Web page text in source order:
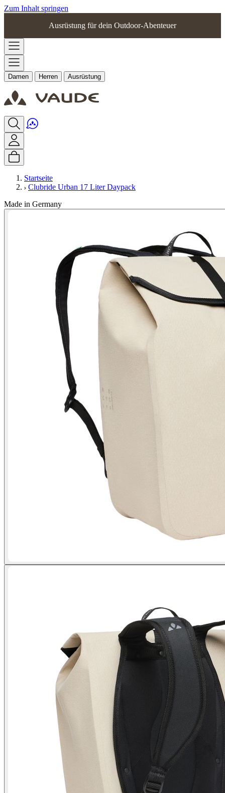
Zum Inhalt springen
Ausrüstung für dein Outdoor-Abenteuer
Damen Herren Ausrüstung
Startseite
Clubride Urban 17 Liter Daypack
Made in Germany